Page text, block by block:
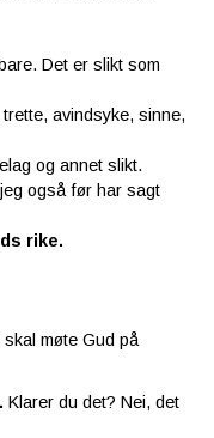
Det er slikt som
avindsyke, sinne,
og annet slikt.
også før har sagt
rike.
skal møte Gud på
Klarer du det? Nei, det